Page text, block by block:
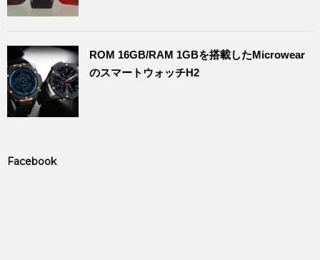
ROM 16GB/RAM 1GBを搭載したMicrowear
のスマートウォッチH2
Facebook